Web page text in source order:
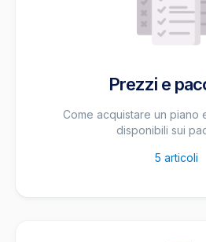
Prezzi e
Come acquistare un piano
disponibili sui
5 articoli